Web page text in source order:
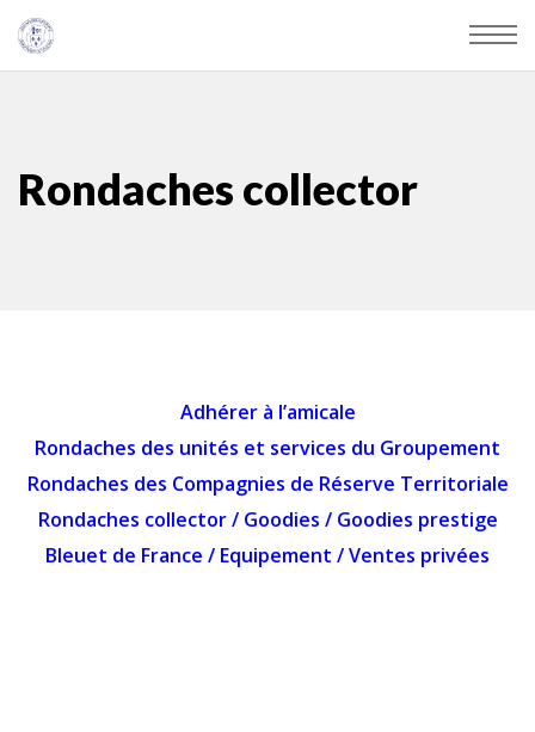
Rondaches collector
Adhérer à l’amicale
Rondaches des unités et services du Groupement
Rondaches des Compagnies de Réserve Territoriale
Rondaches collector/ Goodies / Goodies prestige
Bleuet de France / Equipement /Ventes privées